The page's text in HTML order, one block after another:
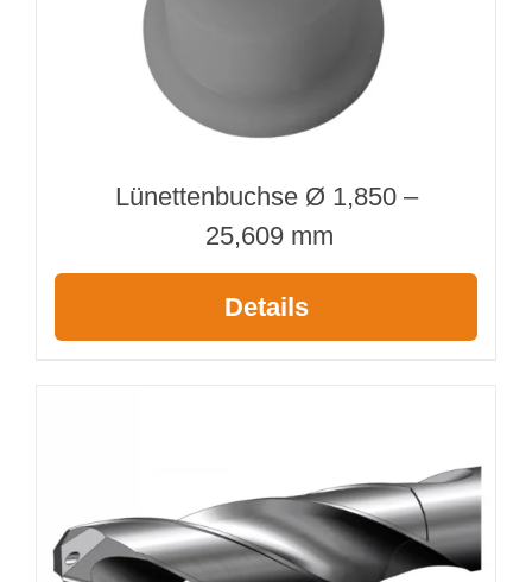
Lünettenbuchse Ø 1,850 –
25,609 mm
Details